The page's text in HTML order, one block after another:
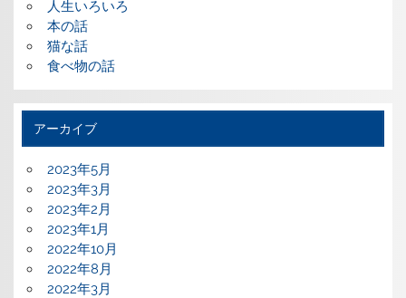
人生いろいろ
本の話
猫な話
食べ物の話
アーカイブ
2023年5月
2023年3月
2023年2月
2023年1月
2022年10月
2022年8月
2022年3月